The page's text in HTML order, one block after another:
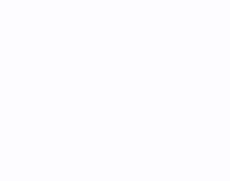
クーポン